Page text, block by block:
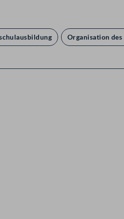
Organisation